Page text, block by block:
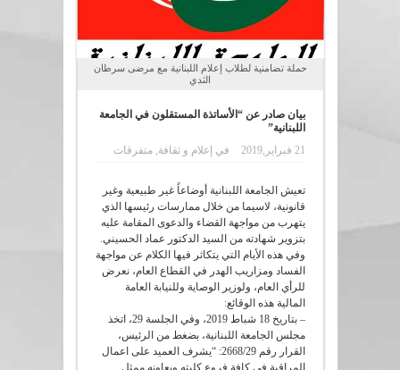
حملة تضامنية لطلاب إعلام اللبنانية مع مرضى سرطان
الثدي
بيان صادر عن “الأساتذة المستقلون في الجامعة
اللبنانية”
21 فبراير,2019
في إعلام و ثقافة,متفرقات
تعيش الجامعة اللبنانية أوضاعاً غير طبيعية وغير
قانونية، لاسيما من خلال ممارسات رئيسها الذي
يتهرب من مواجهة القضاء والدعوى المقامة عليه
بتزوير شهادته من السيد الدكتور عماد الحسيني.
وفي هذه الأيام التي يتكاثر فيها الكلام عن مواجهة
الفساد ومزاريب الهدر في القطاع العام، نعرض
للرأي العام، ولوزير الوصاية وللنيابة العامة
المالية هذه الوقائع:
– بتاريخ 18 شباط 2019، وفي الجلسة 29، اتخذ
مجلس الجامعة اللبنانية، بضغط من الرئيس،
القرار رقم 2668/29: “يشرف العميد على اعمال
المراقبة في كافة فروع كليته ويعاونه ممثل